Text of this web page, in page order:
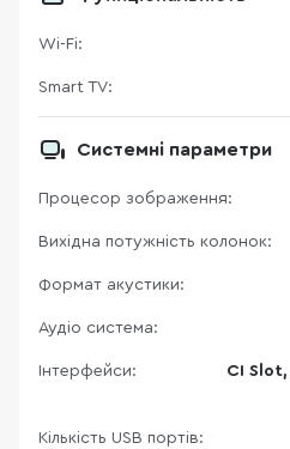
Wi-Fi:
Smart TV:
Системні параметри
Процесор зображення:
Вихідна потужність колонок:
Формат акустики:
Аудіо система:
Інтерфейси:
CI Slot,
Кількість USB портів: